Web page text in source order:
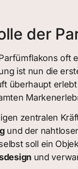
der
oft
ist nun die
überhaupt
zentralen
und der
soll ein
und